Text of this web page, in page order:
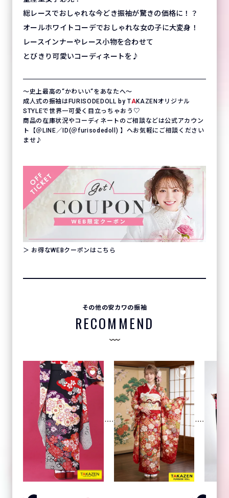
総レースでおしゃれな今どき振袖が驚きの価格に！？
オールホワイトコーデでおしゃれな女の子に大変身！
レースインナーやレース小物を合わせて
とびきり可愛いコーディネートを♪
〜史上最高の“かわいい“をあなたへ〜
成人式の振袖はFURISODEDOLL by TAKAZENオリジナル
STYLEで世界一可愛く目立っちゃおう♡
商品の在庫状況やコーディネートのご相談などは公式アカウン
ト【＠LINE／ID(＠furisodedoll) 】へお気軽にご相談ください
ませ♪
＞ お得なWEBクーポンはこちら
その他の安カワの振袖
RECOMMEND